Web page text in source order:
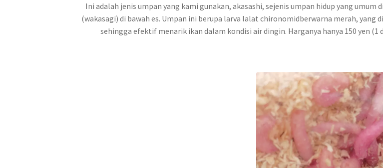
Ini adalah jenis umpan yang kami gunakan, akasashi, sejenis umpan hidup yang
(wakasagi) di bawah es. Umpan ini berupa larva lalat chironomidberwarna merah, yang
sehingga efektif menarik ikan dalam kondisi air dingin. Harganya hanya 150 yen